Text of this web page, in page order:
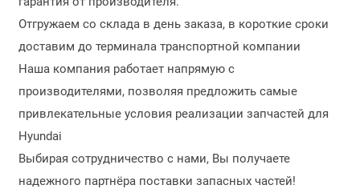
Отгружаем со склада в день заказа, в короткие сроки
доставим до терминала транспортной компании
Наша компания работает напрямую с
производителями, позволяя предложить самые
привлекательные условия реализации запчастей для
Hyundai
Выбирая сотрудничество с нами, Вы получаете
надежного партнёра поставки запасных частей!